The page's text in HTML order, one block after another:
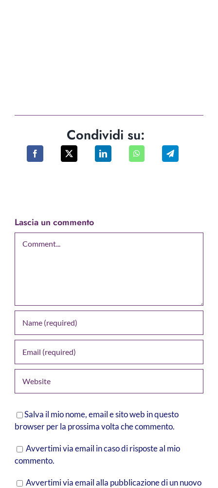
Condividi su:
Lascia un commento
Salva il mio nome, email e sito web in questo
browser per la prossima volta che commento.
Avvertimi via email in caso di risposte al mio
commento.
Avvertimi via email alla pubblicazione di un nuovo